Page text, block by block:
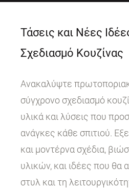
Τάσεις και Νέες
Σχεδιασμό Κουζίνας
Ανακαλύψτε
σύγχρονο σχεδιασμό
υλικά και λύσεις που
ανάγκες κάθε σπιτιού.
και μοντέρνα σχέδια,
υλικών, και ιδέες που θα
στυλ και τη